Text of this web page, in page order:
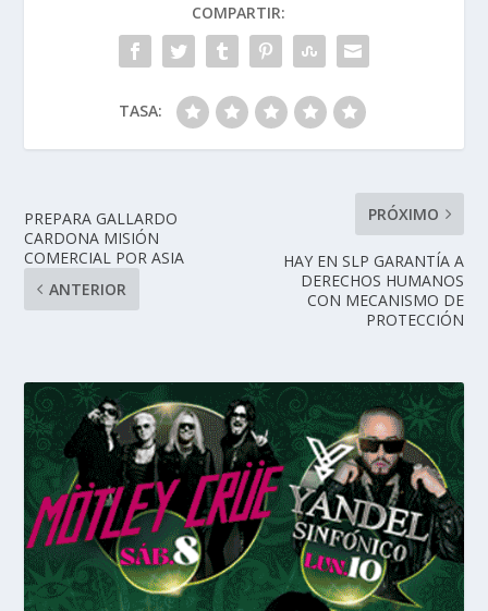
COMPARTIR:
TASA:
PREPARA GALLARDO
CARDONA MISIÓN
COMERCIAL POR ASIA
ANTERIOR
PRÓXIMO
HAY EN SLP GARANTÍA A
DERECHOS HUMANOS
CON MECANISMO DE
PROTECCIÓN